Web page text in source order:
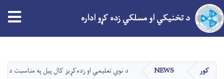
دانګل
د تخنیکي او مسلکي زده کړو اداره
کور NEWS د نوي تعلیمي او زده‌کړیز کال پیل په مناسبت د